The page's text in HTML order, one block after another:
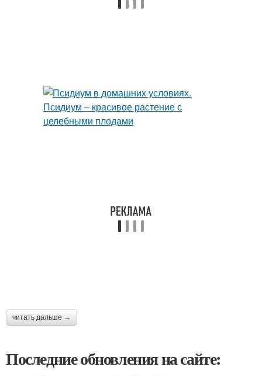
читать дальше →
Последние обновления на сайте: